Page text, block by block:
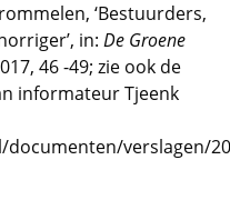
‘Bestuurders,
in: De Groene
46 -49; zie ook de
informateur Tjeenk
verslagen/